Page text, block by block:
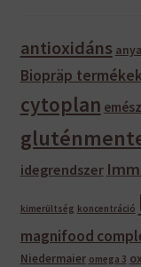
antioxidáns
Biopräp
cytoplan
idegrendszer
kimerültség koncentráció
magnifood
Niedermaier omega 3